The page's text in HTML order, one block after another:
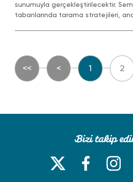
sunumuyla gerçekleştirilecektir.
tabanlarında tarama stratejileri,
<< < 1 2